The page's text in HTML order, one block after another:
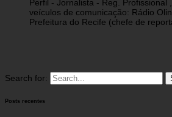
Perfil - Jornalista - Reg.
veículos de comunicação: Rádio
Prefeitura do Recife (chefe de
Search for:
Posts recentes